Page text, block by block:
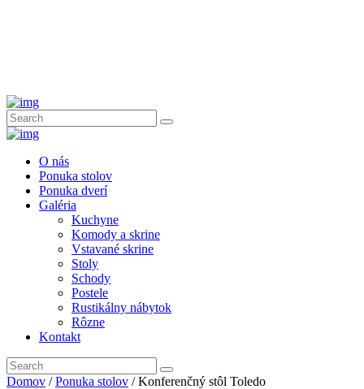
O nás
Ponuka stolov
Ponuka dverí
Galéria
Kuchyne
Komody a skrine
Vstavané skrine
Stoly
Schody
Postele
Rustikálny nábytok
Rôzne
Kontakt
Domov /Ponuka stolov / Konferenčný stôl Toledo